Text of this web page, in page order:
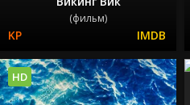
(фильм)
HD